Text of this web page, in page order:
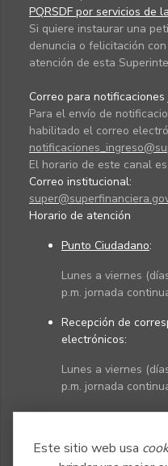
Este sitio web usa
PQRSDF por servicios de
Si quiere instaurar una
denuncia o felicitación
atención de esta
Correo para notificaciones
Para el envío de
habilitado el correo
El horario de este canal
Correo institucional:
Horario de atención
Punto Ciudadano:
Lunes a viernes
p.m. jornada
Recepción de
electrónicos:
Lunes a viernes
p.m. jornada